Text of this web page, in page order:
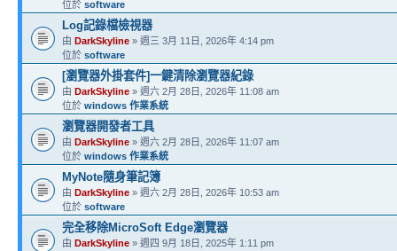
位於 software
Log記錄檔檢視器
由 DarkSkyline » 週三 3月 11日, 2026年 4:14 pm
位於 software
[瀏覽器外掛套件]一鍵清除瀏覽器紀錄
由 DarkSkyline » 週六 2月 28日, 2026年 11:08 am
位於 windows 作業系統
瀏覽器開發者工具
由 DarkSkyline » 週六 2月 28日, 2026年 11:07 am
位於 windows 作業系統
MyNote隨身筆記簿
由 DarkSkyline » 週六 2月 28日, 2026年 10:53 am
位於 software
完全移除MicroSoft Edge瀏覽器
由 DarkSkyline » 週四 9月 18日, 2025年 1:11 pm